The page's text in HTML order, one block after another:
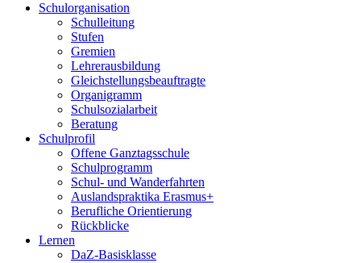
Schulorganisation
Schulleitung
Stufen
Gremien
Lehrerausbildung
Gleichstellungsbeauftragte
Organigramm
Schulsozialarbeit
Beratung
Schulprofil
Offene Ganztagsschule
Schulprogramm
Schul- und Wanderfahrten
Auslandspraktika Erasmus+
Berufliche Orientierung
Rückblicke
Lernen
DaZ-Basisklasse